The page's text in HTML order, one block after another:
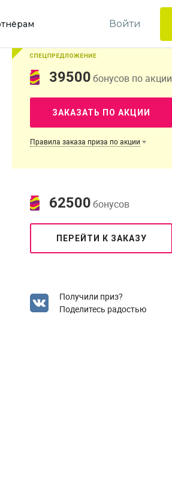
Войти
39500бонусов по акции
ЗАКАЗАТЬ ПО АКЦИИ
Правила заказа приза по акции
62500бонусов
ПЕРЕЙТИ К ЗАКАЗУ
Получили приз?
Поделитесь радостью